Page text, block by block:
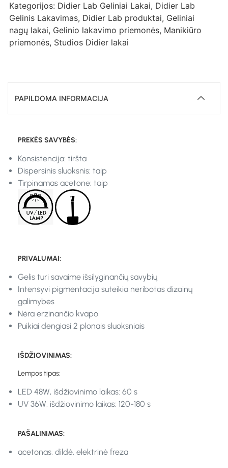
Kategorijos: Didier Lab Geliniai Lakai, Didier Lab
Gelinis Lakavimas, Didier Lab produktai, Geliniai
nagų lakai, Gelinio lakavimo priemonės, Manikiūro
priemonės, Studios Didier lakai
PAPILDOMA INFORMACIJA
PREKĖS SAVYBĖS:
Konsistencija: tiršta
Dispersinis sluoksnis: taip
Tirpinamas acetone: taip
PRIVALUMAI:
Gelis turi savaime išsilyginančių savybių
Intensyvi pigmentacija suteikia neribotas dizainų
galimybes
Nėra erzinančio kvapo
Puikiai dengiasi 2 plonais sluoksniais
IŠDŽIOVINIMAS:
Lempos tipas:
LED 48W, išdžiovinimo laikas: 60 s
UV 36W, išdžiovinimo laikas: 120-180 s
PAŠALINIMAS:
acetonas, dildė, elektrinė freza